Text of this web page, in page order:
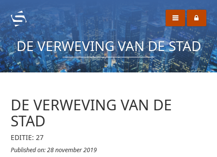
DE VERWEVING VAN DE STAD
DE VERWEVING VAN DE
STAD
EDITIE: 27
Published on: 28 november 2019